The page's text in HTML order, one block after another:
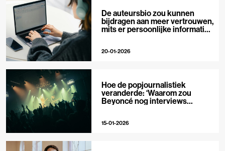
De auteursbio zou kunnen
bijdragen aan meer vertrouwen,
mits er persoonlijke informatie
20-01-2026
Hoe de popjournalistiek
veranderde: ‘Waarom zou
Beyoncé nog interviews
15-01-2026